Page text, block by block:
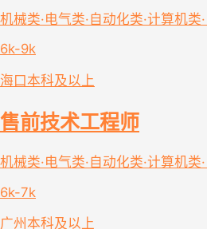
机械类·电气类·自动化类·计算机类
6k-9k
海口本科及以上
售前技术工程师
机械类·电气类·自动化类·计算机类
6k-7k
广州 本科及以上